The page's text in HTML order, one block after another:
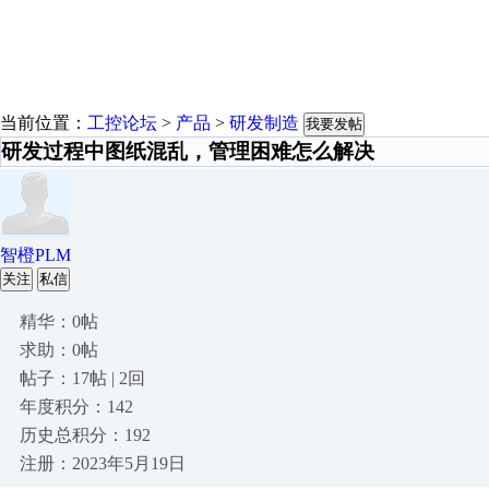
当前位置： 工控论坛 > 产品 > 研发制造 我要发帖
研发过程中图纸混乱，管理困难怎么解决
智橙PLM
关注 私信
精华：0帖
求助：0帖
帖子：17帖 | 2回
年度积分：142
历史总积分：192
注册：2023年5月19日